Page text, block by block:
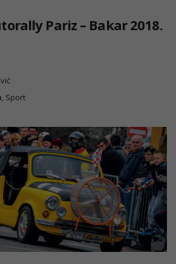
Pariz – Bakar 2018.
Sport